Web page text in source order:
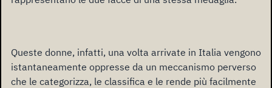
Queste donne, infatti, una volta arrivate in Italia vengono
istantaneamente oppresse da un meccanismo perverso
che le categorizza, le classifica e le rende più facilmente